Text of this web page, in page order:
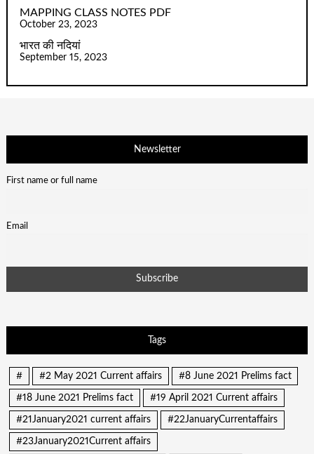
MAPPING CLASS NOTES PDF
October 23, 2023
भारत की नदियां
September 15, 2023
Newsletter
First name or full name
Email
Tags
# #2 May 2021 Current affairs #8 June 2021 Prelims fact
#18 June 2021 Prelims fact #19 April 2021 Current affairs
#21January2021 current affairs #22JanuaryCurrentaffairs
#23January2021Current affairs